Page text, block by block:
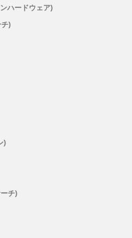
ハードウェア)
)
)
チ)